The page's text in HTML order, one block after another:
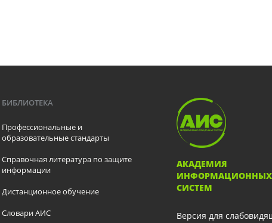
БИБЛИОТЕКА
Профессиональные и
образовательные стандарты
Справочная литература по защите
информации
Дистанционное обучение
Словари АИС
АКАДЕМИЯ
ИНФОРМАЦИОННЫХ
СИСТЕМ
Версия для